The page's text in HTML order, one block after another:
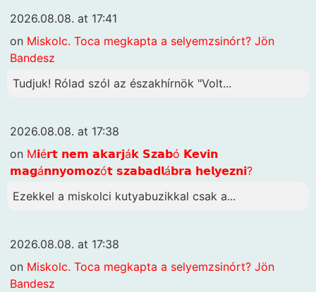
2026.08.08. at 17:41
on Miskolc. Toca megkapta a selyemzsinórt? Jön
Bandesz
Tudjuk! Rólad szól az északhírnök "Volt...
2026.08.08. at 17:38
on M𝗶é𝗿𝘁 𝗻𝗲𝗺 𝗮𝗸𝗮𝗿𝗷á𝗸 𝗦𝘇𝗮𝗯ó 𝗞𝗲𝘃𝗶𝗻
𝗺𝗮𝗴á𝗻𝗻𝘆𝗼𝗺𝗼𝘇ó𝘁 𝘀𝘇𝗮𝗯𝗮𝗱𝗹á𝗯𝗿𝗮 𝗵𝗲𝗹𝘆𝗲𝘇𝗻𝗶?
Ezekkel a miskolci kutyabuzikkal csak a...
2026.08.08. at 17:38
on Miskolc. Toca megkapta a selyemzsinórt? Jön
Bandesz